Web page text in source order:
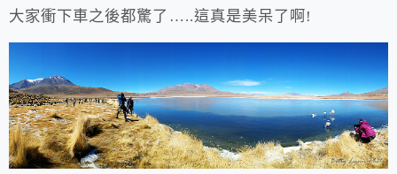
大家衝下車之後都驚了…..這真是美呆了啊!